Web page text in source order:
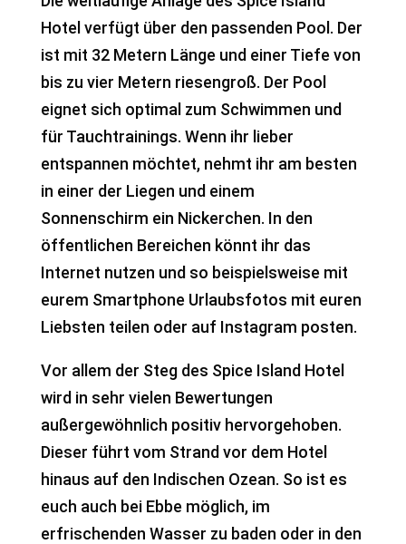
Hotel verfügt über den passenden Pool. Der
ist mit 32 Metern Länge und einer Tiefe von
bis zu vier Metern riesengroß. Der Pool
eignet sich optimal zum Schwimmen und
für Tauchtrainings. Wenn ihr lieber
entspannen möchtet, nehmt ihr am besten
in einer der Liegen und einem
Sonnenschirm ein Nickerchen. In den
öffentlichen Bereichen könnt ihr das
Internet nutzen und so beispielsweise mit
eurem Smartphone Urlaubsfotos mit euren
Liebsten teilen oder auf Instagram posten.
Vor allem der Steg des Spice Island Hotel
wird in sehr vielen Bewertungen
außergewöhnlich positiv hervorgehoben.
Dieser führt vom Strand vor dem Hotel
hinaus auf den Indischen Ozean. So ist es
euch auch bei Ebbe möglich, im
erfrischenden Wasser zu baden oder in den